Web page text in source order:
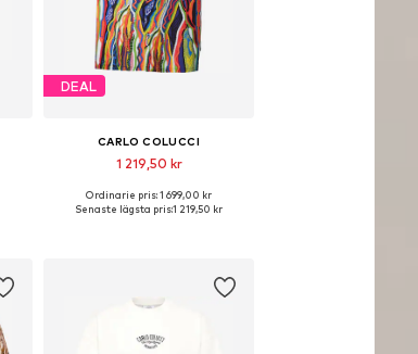
DEAL
CARLO COLUCCI
1 219,50 kr
Tillgängliga storlekar: M, L
Ordinarie pris: 1 699,00 kr
Senaste lägsta pris:1 219,50 kr